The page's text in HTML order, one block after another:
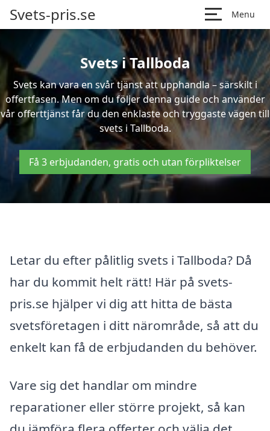
Svets-pris.se Menu
Svets i Tallboda
Svets kan vara en svår tjänst att upphandla – särskilt i
offertfasen. Men om du följer denna guide och använder
vår offerttjänst får du den enklaste och tryggaste vägen till
svets i Tallboda.
Få 3 erbjudanden, gratis och utan förpliktelser
Letar du efter pålitlig svets i Tallboda? Då
har du kommit helt rätt! Här på svets-
pris.se hjälper vi dig att hitta de bästa
svetsföretagen i ditt närområde, så att du
enkelt kan få de erbjudanden du behöver.
Vare sig det handlar om mindre
reparationer eller större projekt, så kan